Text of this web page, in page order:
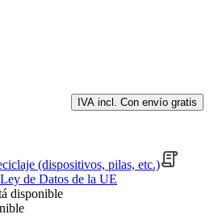
IVA incl. Con envío gratis
(dispositivos, pilas, etc.)
de Datos de la UE
disponible